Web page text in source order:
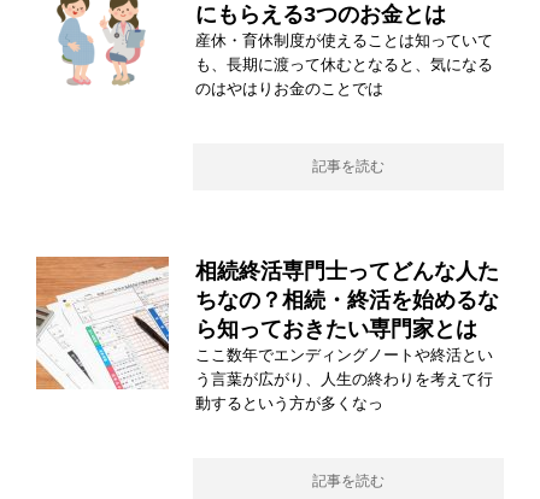
にもらえる3つのお金とは
産休・育休制度が使えることは知っていて
も、長期に渡って休むとなると、気になる
のはやはりお金のことでは
記事を読む
相続終活専門士ってどんな人た
ちなの？相続・終活を始めるな
ら知っておきたい専門家とは
ここ数年でエンディングノートや終活とい
う言葉が広がり、人生の終わりを考えて行
動するという方が多くなっ
記事を読む